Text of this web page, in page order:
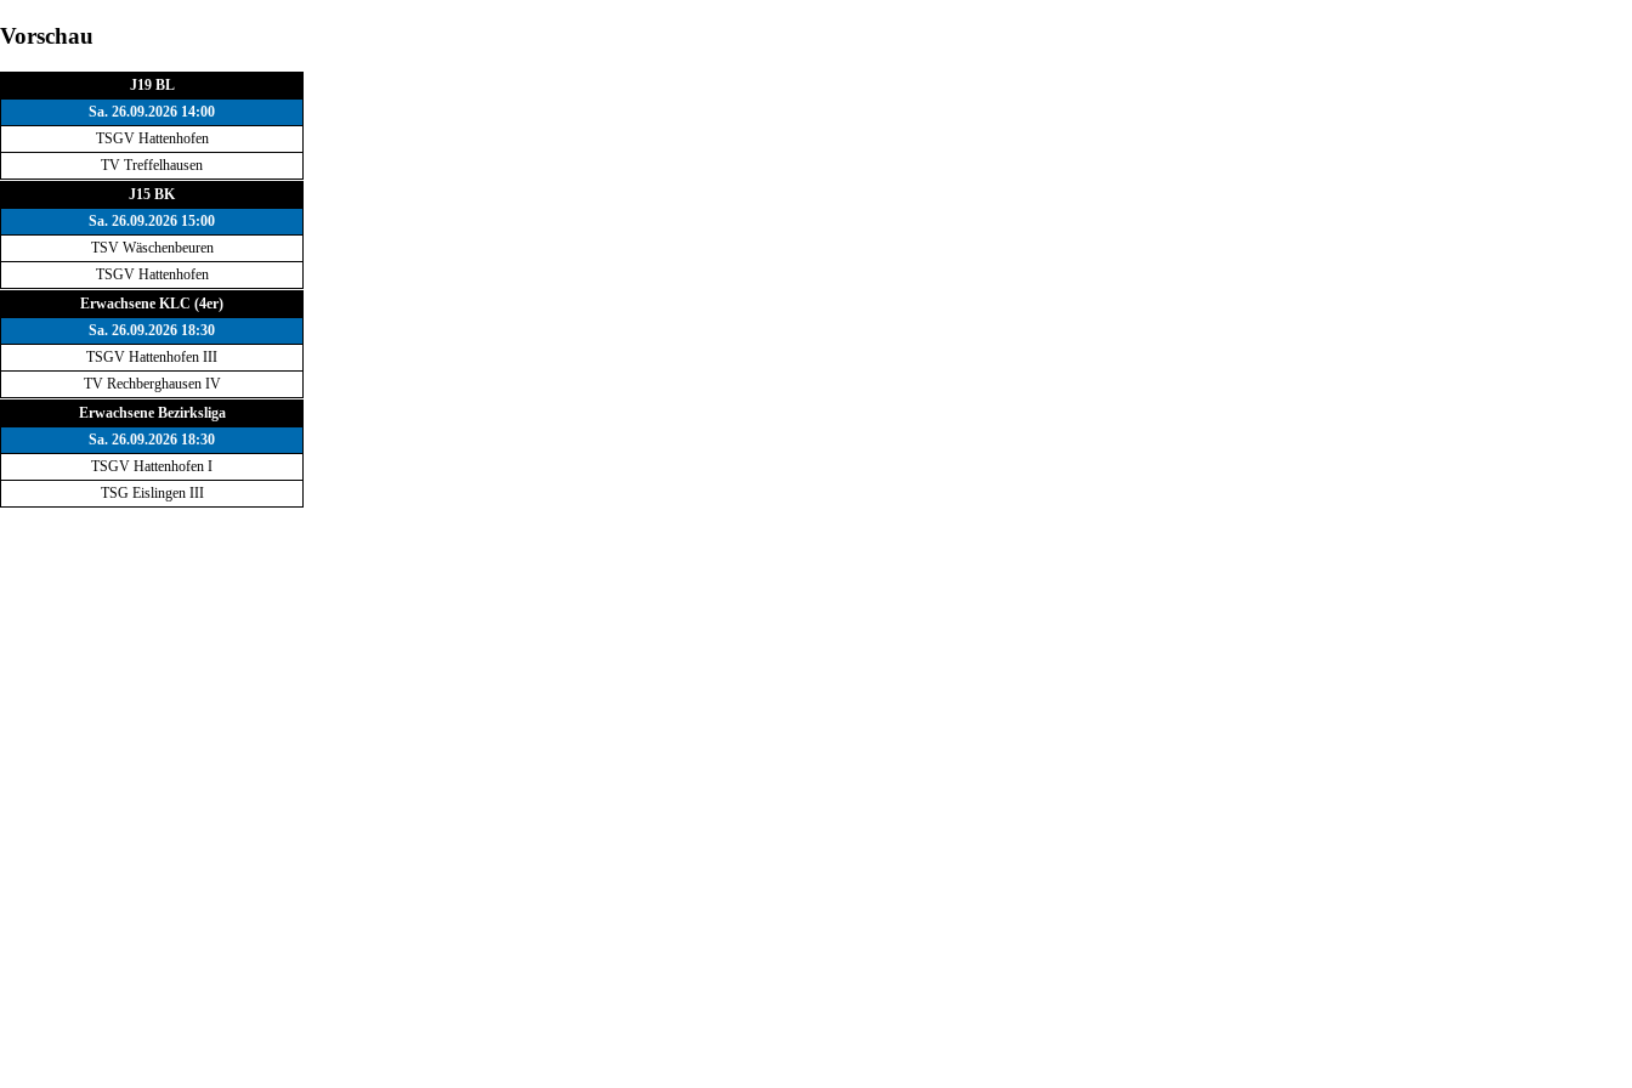
Vorschau
J19 BL
Sa. 26.09.2026 14:00
TSGV Hattenhofen
TV Treffelhausen
J15 BK
Sa. 26.09.2026 15:00
TSV Wäschenbeuren
TSGV Hattenhofen
Erwachsene KLC (4er)
Sa. 26.09.2026 18:30
TSGV Hattenhofen III
TV Rechberghausen IV
Erwachsene Bezirksliga
Sa. 26.09.2026 18:30
TSGV Hattenhofen I
TSG Eislingen III